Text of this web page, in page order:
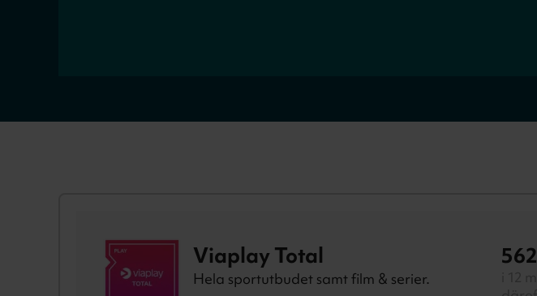
Viaplay Total
Hela sportutbudet samt film & serier.
562